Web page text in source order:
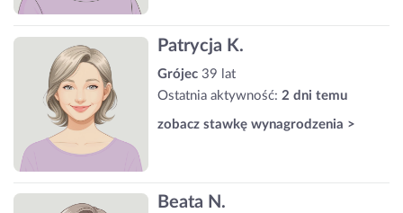
Patrycja K.
Grójec 39 lat
Ostatnia aktywność: 2 dni temu
zobacz stawkę wynagrodzenia >
Beata N.